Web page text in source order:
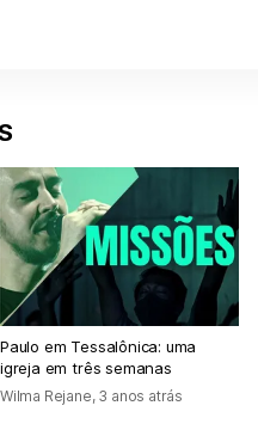
Paulo em Tessalônica: uma
igreja em três semanas
Wilma Rejane, 3 anos atrás